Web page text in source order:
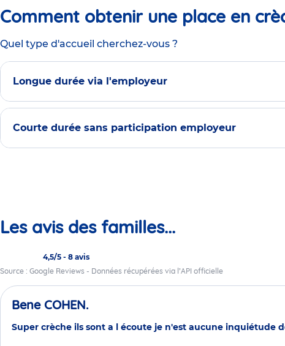
Comment obtenir une place en
Quel type d'accueil cherchez-vous ?
Longue durée via l'employeur
Courte durée sans participation employeur
Les avis des familles...
4,5/5 - 8 avis
Source : Google Reviews - Données récupérées via l’API officielle
Bene COHEN.
Super crèche ils sont a l écoute je n'est aucune inquiétude